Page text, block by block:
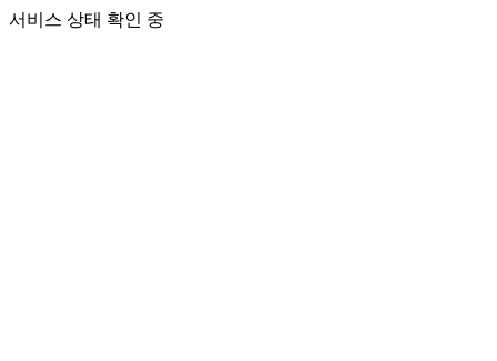
서비스 상태 확인 중